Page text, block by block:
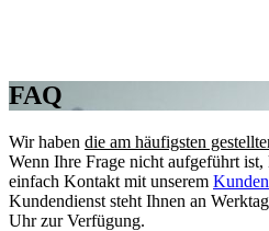
FAQ
Wir haben die am häufigsten
Wenn Ihre Frage nicht aufgeführt
einfach Kontakt mit unserem
Kundendienst steht Ihnen an
Uhr zur Verfügung.